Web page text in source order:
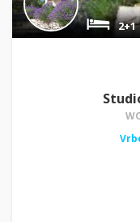
2+1